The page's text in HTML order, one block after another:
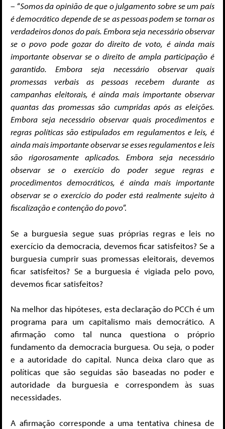
– “Somos da opinião de que o julgamento sobre se um país
é democrático depende de se as pessoas podem se tornar os
verdadeiros donos do país. Embora seja necessário observar
se o povo pode gozar do direito de voto, é ainda mais
importante observar se o direito de ampla participação é
garantido. Embora seja necessário observar quais
promessas verbais as pessoas recebem durante as
campanhas eleitorais, é ainda mais importante observar
quantas das promessas são cumpridas após as eleições.
Embora seja necessário observar quais procedimentos e
regras políticas são estipulados em regulamentos e leis, é
ainda mais importante observar se esses regulamentos e leis
são rigorosamente aplicados. Embora seja necessário
observar se o exercício do poder segue regras e
procedimentos democráticos, é ainda mais importante
observar se o exercício do poder está realmente sujeito à
fiscalização e contenção do povo”.
Se a burguesia segue suas próprias regras e leis no
exercício da democracia, devemos ficar satisfeitos? Se a
burguesia cumprir suas promessas eleitorais, devemos
ficar satisfeitos? Se a burguesia é vigiada pelo povo,
devemos ficar satisfeitos?
Na melhor das hipóteses, esta declaração do PCCh é um
programa para um capitalismo mais democrático. A
afirmação como tal nunca questiona o próprio
fundamento da democracia burguesa. Ou seja, o poder
e a autoridade do capital. Nunca deixa claro que as
políticas que são seguidas são baseadas no poder e
autoridade da burguesia e correspondem às suas
necessidades.
A afirmação corresponde a uma tentativa chinesa de